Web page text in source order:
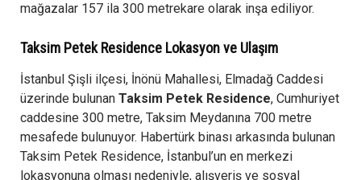
mağazalar 157 ila 300 metrekare olarak inşa ediliyor.
Taksim Petek Residence Lokasyon ve Ulaşım
İstanbul Şişli ilçesi, İnönü Mahallesi, Elmadağ Caddesi
üzerinde bulunan Taksim Petek Residence, Cumhuriyet
caddesine 300 metre, Taksim Meydanına 700 metre
mesafede bulunuyor. Habertürk binası arkasında bulunan
Taksim Petek Residence, İstanbul’un en merkezi
lokasyonuna olması nedeniyle, alışveriş ve sosyal